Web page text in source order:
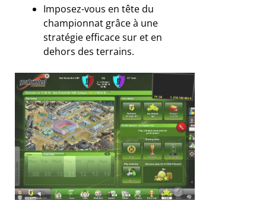
Imposez-vous en tête du
championnat grâce à une
stratégie efficace sur et en
dehors des terrains.